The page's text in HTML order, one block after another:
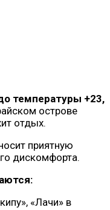
температуры +23,
острове
отдых.
приятную
дискомфорта.
«Лачи» в